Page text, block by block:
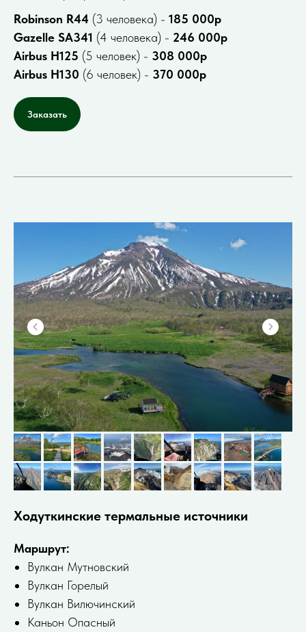
Robinson R44 (3 человека) - 185 000р
Gazelle SA341 (4 человека) - 246 000р
Airbus H125 (5 человек) - 308 000р
Airbus H130 (6 человек) - 370 000р
Заказать
Ходуткинские термальные источники
Маршрут:
Вулкан Мутновский
Вулкан Горелый
Вулкан Вилючинский
Каньон Опасный